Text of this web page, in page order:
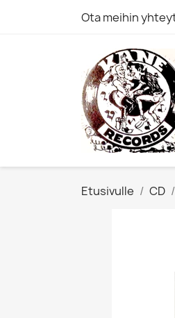
Ota meihin
Etusivulle CD